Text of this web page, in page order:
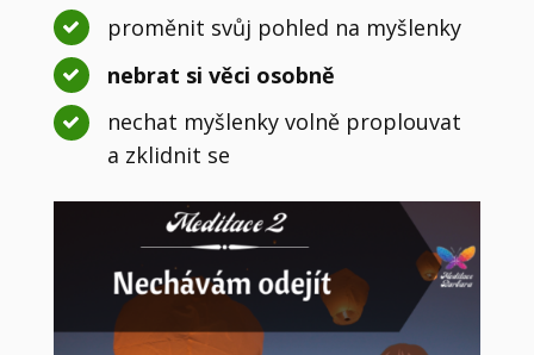
proměnit svůj pohled na myšlenky
nebrat si věci osobně
nechat myšlenky volně proplouvat
a zklidnit se